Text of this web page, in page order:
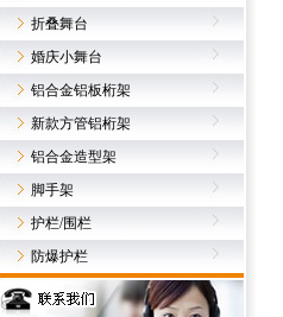
折叠舞台
婚庆小舞台
铝合金铝板桁架
新款方管铝桁架
铝合金造型架
脚手架
护栏/围栏
防爆护栏